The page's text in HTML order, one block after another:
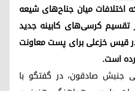
اختلافات میان جناح‌های شیعه
کرسی‌های کابینه جدید
قیس خزعلی برای پست معاونت
است.
جنبش صادقون، در گفتگو با